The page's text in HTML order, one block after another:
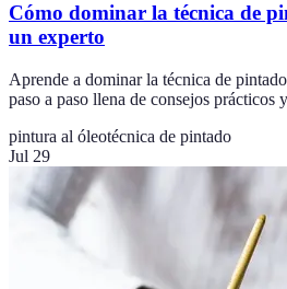
Cómo dominar la técnica de
un experto
Aprende a dominar la técnica de
paso a paso llena de consejos prácticos
pintura al óleotécnica de pintado
Jul 29